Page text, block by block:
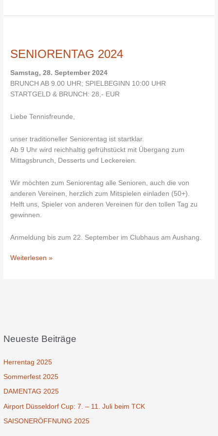
Neueste Beiträge
Herrentag 2025
Sommerfest 2025
DAMENTAG 2025
Airport Düsseldorf Cup: 7. – 11. Juli beim TCK
SAISONERÖFFNUNG 2025
SENIORENTAG 2024
Samstag, 28. September 2024
BRUNCH AB 9.00 UHR; SPIELBEGINN 10:00 UHR
STARTGELD & BRUNCH: 28,- EUR
Liebe Tennisfreunde,
unser traditioneller Seniorentag ist startklar.
Ab 9 Uhr wird reichhaltig gefrühstückt mit Übergang zum
Mittagsbrunch, Desserts und Leckereien.
Wir möchten zum Seniorentag alle Senioren, auch die von
anderen Vereinen, herzlich zum Mitspielen einladen (50+).
Helft uns, Spieler von anderen Vereinen für den tollen Tag zu
gewinnen.
Anmeldung bis zum 22. September im Clubhaus am Aushang.
Weiterlesen »